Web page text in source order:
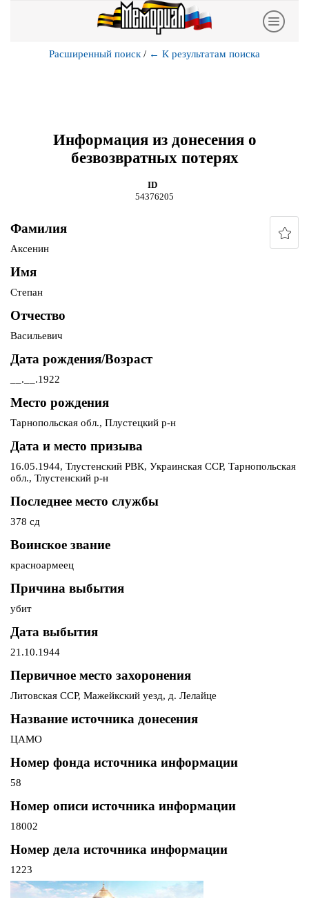
Расширенный поиск / ← К результатам поиска
Информация из донесения о
безвозвратных потерях
ID
54376205
Фамилия
Аксенин
Имя
Степан
Отчество
Васильевич
Дата рождения/Возраст
__.__.1922
Место рождения
Тарнопольская обл., Плустецкий р-н
Дата и место призыва
16.05.1944, Тлустенский РВК, Украинская ССР, Тарнопольская
обл., Тлустенский р-н
Последнее место службы
378 сд
Воинское звание
красноармеец
Причина выбытия
убит
Дата выбытия
21.10.1944
Первичное место захоронения
Литовская ССР, Мажейкский уезд, д. Лелайце
Название источника донесения
ЦАМО
Номер фонда источника информации
58
Номер описи источника информации
18002
Номер дела источника информации
1223